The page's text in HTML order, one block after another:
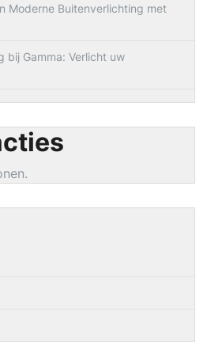
Moderne Buitenverlichting met
bij Gamma: Verlicht uw